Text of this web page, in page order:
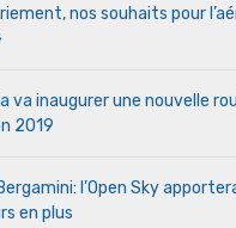
nos souhaits pour
va inaugurer une nouvelle
2019
l’Open Sky
en plus